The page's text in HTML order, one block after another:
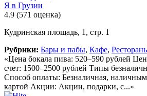
Я в Грузии
4.9 (571 оценка)
Кудринская площадь, 1, стр. 1
Рубрики: Бары и пабы, Кафе,
«Цена бокала пива: 520–590 рублей
счет: 1500–2500 рублей Типы
Способ оплаты: Безналичная,
картой Акции: Акции, подарки, с...»